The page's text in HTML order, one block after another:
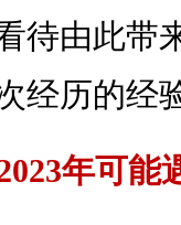
待由此带
经历的经
年可能